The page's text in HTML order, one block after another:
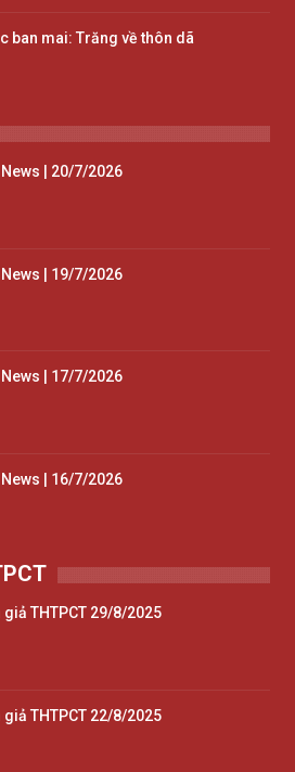
ban mai: Trăng về thôn dã
News | 20/7/2026
News | 19/7/2026
News | 17/7/2026
News | 16/7/2026
giả THTPCT 29/8/2025
giả THTPCT 22/8/2025